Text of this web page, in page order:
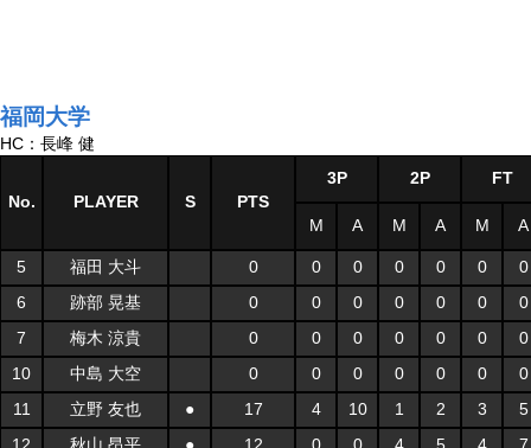
福岡大学
HC：長峰 健
No. PLAYER S PTS
3P 2P FT
M A M A M A
5 福田 大斗 0 0 0 0 0 0
0
6
跡部 晃基 0 0 0 0 0 0
0
7
梅木 涼貴 0 0 0 0 0 0
0
10
中島 大空 0 0 0 0 0 0
0
11
立野 友也 ● 17 4 10 1 2 3
5